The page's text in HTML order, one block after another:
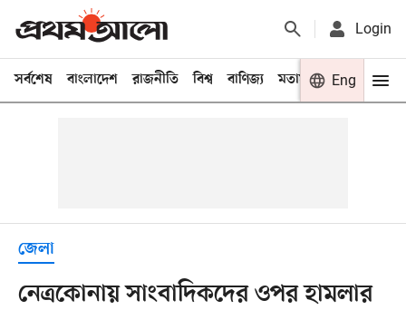
Login
সর্বশেষ বাংলাদেশ রাজনীতি বিশ্ব বাণিজ্য মতামত খেলা
Eng
জেলা
নেত্রকোনায় সাংবাদিকদের ওপর হামলার